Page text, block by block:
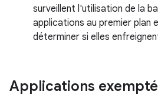
surveillent l'utilisation de la
applications au premier plan
déterminer si elles
Applications